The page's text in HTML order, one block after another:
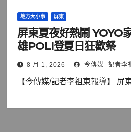
地方大小事 屏東
屏東夏夜好熱鬧 YOYO
雄POLI登夏日狂歡祭
8 月 1, 2026 今傳媒- 記者李
【今傳媒/記者李祖東報導】 屏